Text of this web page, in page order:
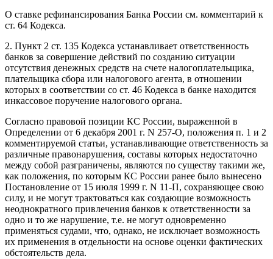
О ставке рефинансирования Банка России см. комментарий к
ст. 64 Кодекса.
2. Пункт 2 ст. 135 Кодекса устанавливает ответственность
банков за совершение действий по созданию ситуации
отсутствия денежных средств на счете налогоплательщика,
плательщика сбора или налогового агента, в отношении
которых в соответствии со ст. 46 Кодекса в банке находится
инкассовое поручение налогового органа.
Согласно правовой позиции КС России, выраженной в
Определении от 6 декабря 2001 г. N 257-О, положения п. 1 и 2
комментируемой статьи, устанавливающие ответственность за
различные правонарушения, составы которых недостаточно
между собой разграничены, являются по существу такими же,
как положения, по которым КС России ранее было вынесено
Постановление от 15 июля 1999 г. N 11-П, сохраняющее свою
силу, и не могут трактоваться как создающие возможность
неоднократного привлечения банков к ответственности за
одно и то же нарушение, т.е. не могут одновременно
применяться судами, что, однако, не исключает возможность
их применения в отдельности на основе оценки фактических
обстоятельств дела.